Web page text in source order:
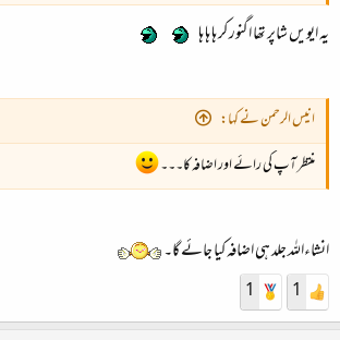
یہ ایویں شاپر تھا اگنور کر ہا ہا ہا
انیس الرحمن نے کہا:
منتطر آپ کی رائے اور اضافہ کا۔۔۔
انشاءاللہ جلد ہی اضافہ کیا جائے گا۔
1
1